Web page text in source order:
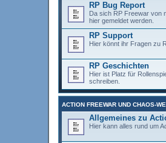
RP Bug Report
Da sich RP Freewar von
hier gemeldet werden.
RP Support
Hier könnt ihr Fragen zu
RP Geschichten
Hier ist Platz für
schreiben.
ACTION FREEWAR UND CHAOS-
Allgemeines zu
Hier kann alles rund um